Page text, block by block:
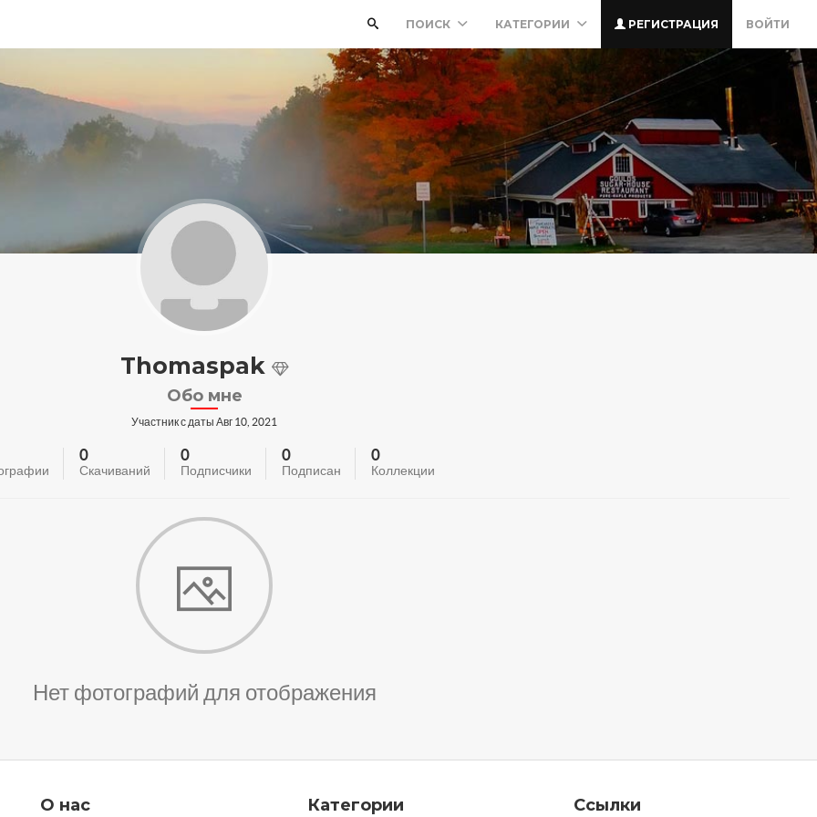
ПОИСК КАТЕГОРИИ РЕГИСТРАЦИЯ ВОЙТИ
Thomaspak
Обо мне
Участник с даты Авг 10, 2021
0
Скачиваний
0
Подписчики
0
Подписан
0
Коллекции
Нет фотографий для отображения
О нас Категории Ссылки